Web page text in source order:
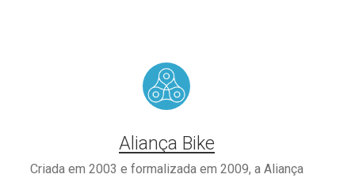
Aliança Bike
Criada em 2003 e formalizada em 2009, a Aliança